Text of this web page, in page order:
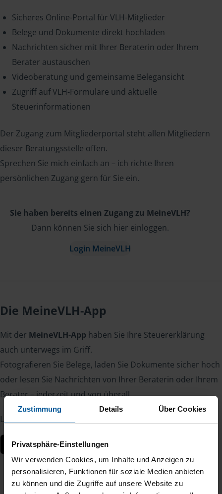
Zustimmung Details Über Cookies
Privatsphäre-Einstellungen
Wir verwenden Cookies, um Inhalte und Anzeigen zu
personalisieren, Funktionen für soziale Medien anbieten
zu können und die Zugriffe auf unsere Website zu
Sicheres Online-Portal für VLH-Mitglieder
Belege und Dokumente direkt hochladen
Nachrichten sicher mit Ihrer Beraterin oder Ihrem
Berater austauschen
Videoberatung und gemeinsame Belegansicht
Zugriff auf VLH-Formulare und aktuelle
Steuerinformationen
Der Zugang zum Mitgliederportal steht allen Mitgliedern
dieser Beratungsstelle offen.
Sprechen Sie mich einfach an – ich richte Ihren
persönlichen Zugang gern für Sie ein.
Sie haben bereits einen Zugang zu MeineVLH?
Dann können Sie sich hier einloggen.
Login MeineVLH
Die MeineVLH-App
Mit der MeineVLH-App haben Sie Ihre Steuererklärung
auch unterwegs im Griff.
Fotografieren Sie Belege, laden Sie Dokumente sicher hoch
oder lesen Sie Nachrichten von Ihrer Beraterin oder Ihrem
Berater – jederzeit und von überall.
Laden Sie die App kostenlos herunter: